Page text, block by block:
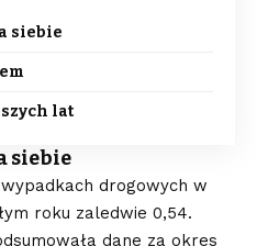
siebie
lat
siebie
drogowych w
roku zaledwie 0,54.
dane za okres